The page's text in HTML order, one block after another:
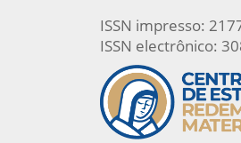
ISSN impresso:
ISSN electrônico: